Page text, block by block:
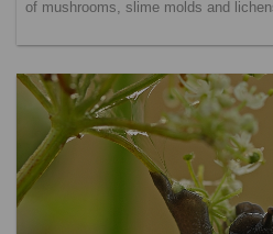
of mushrooms, slime molds and